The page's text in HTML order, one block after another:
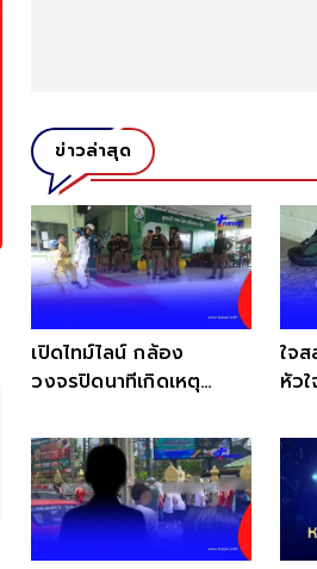
ข่าวล่าสุด
เปิดไทม์ไลน์ กล้อง
วงจรปิดนาทีเกิดเหตุ
ใจ
หัว